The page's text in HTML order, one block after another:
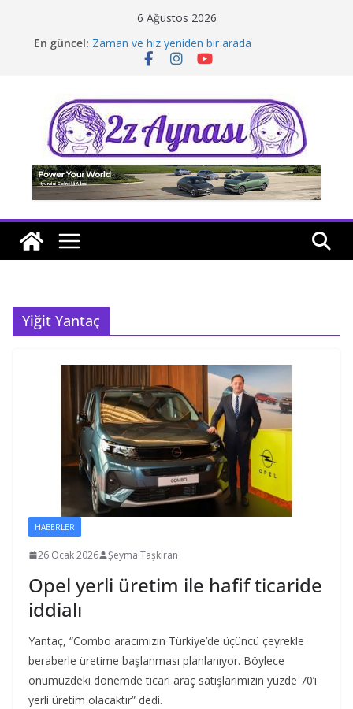
6 Ağustos 2026
En güncel: Zaman ve hız yeniden bir arada
Borusan Next Bodrum’da açıldı
Tatil rotasında test sürüşü
Yiğit Yantaç
HABERLER
26 Ocak 2026 Şeyma Taşkıran
Opel yerli üretim ile hafif ticaride
iddialı
Yantaç, “Combo aracımızın Türkiye’de üçüncü çeyrekle
beraberle üretime başlanması planlanıyor. Böylece
önümüzdeki dönemde ticari araç satışlarımızın yüzde 70’i
yerli üretim olacaktır” dedi.